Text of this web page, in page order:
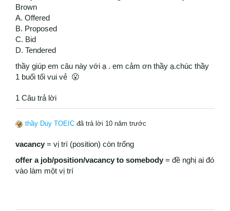
Brown
A. Offered
B. Proposed
C. Bid
D. Tendered
thầy giúp em câu này với ạ . em cảm ơn thầy ạ.chúc thầy
1 buổi tối vui vẻ 😮
1 Câu trả lời
thầy Duy TOEIC đã trả lời 10 năm trước
vacancy = vị trí (position) còn trống
offer a job/position/vacancy to somebody = đề nghị ai đó
vào làm một vị trí